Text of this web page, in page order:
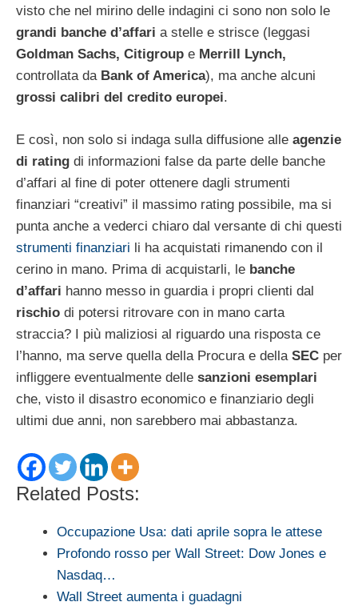
visto che nel mirino delle indagini ci sono non solo le
grandi banche d’affari a stelle e strisce (leggasi
Goldman Sachs, Citigroup e Merrill Lynch,
controllata da Bank of America), ma anche alcuni
grossi calibri del credito europei.
E così, non solo si indaga sulla diffusione alle agenzie
di rating di informazioni false da parte delle banche
d’affari al fine di poter ottenere dagli strumenti
finanziari “creativi” il massimo rating possibile, ma si
punta anche a vederci chiaro dal versante di chi questi
strumenti finanziari li ha acquistati rimanendo con il
cerino in mano. Prima di acquistarli, le banche
d’affari hanno messo in guardia i propri clienti dal
rischio di potersi ritrovare con in mano carta
straccia? I più maliziosi al riguardo una risposta ce
l’hanno, ma serve quella della Procura e della SEC per
infliggere eventualmente delle sanzioni esemplari
che, visto il disastro economico e finanziario degli
ultimi due anni, non sarebbero mai abbastanza.
Related Posts:
Occupazione Usa: dati aprile sopra le attese
Profondo rosso per Wall Street: Dow Jones e
Nasdaq…
Wall Street aumenta i guadagni